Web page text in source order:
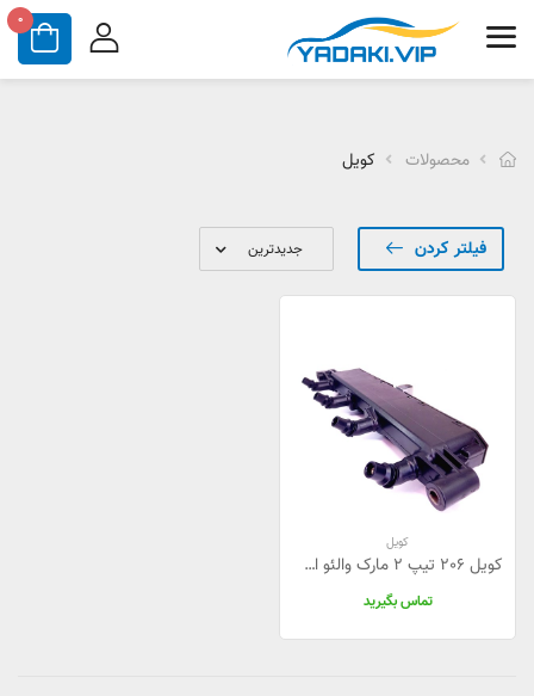
0
محصولات کویل
فیلتر کردن
کویل
کویل 206 تیپ 2 مارک والئو اصلی
تماس بگیرید